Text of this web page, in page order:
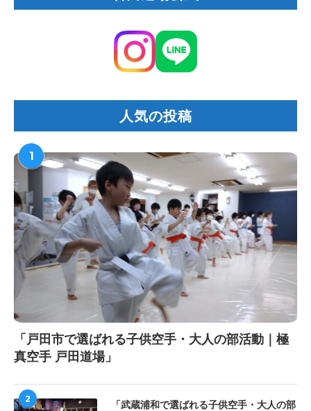
人気の投稿
1
「戸田市で選ばれる子供空手・大人の部活動｜極
真空手 戸田道場」
2
「武蔵浦和で選ばれる子供空手・大人の部